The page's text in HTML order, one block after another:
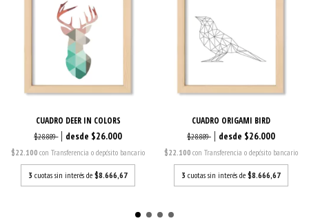
CUADRO DEER IN COLORS
$28.889 $26.000
$22.100con Transferencia o depósito bancario
3 cuotas sin interés de$8.666,67
CUADRO ORIGAMI BIRD
$28.889 $26.000
$22.100 con Transferencia o depósito bancario
3 cuotas sin interés de $8.666,67